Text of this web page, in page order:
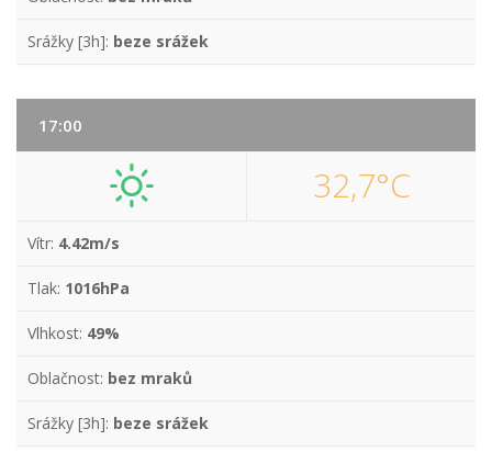
Srážky [3h]: beze srážek
17:00
32,7°C
Vítr: 4.42m/s
Tlak: 1016hPa
Vlhkost: 49%
Oblačnost: bez mraků
Srážky [3h]: beze srážek